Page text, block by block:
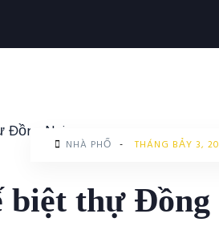
NHÀ PHỐ - THÁNG BẢY 3,
biệt thự Đồng